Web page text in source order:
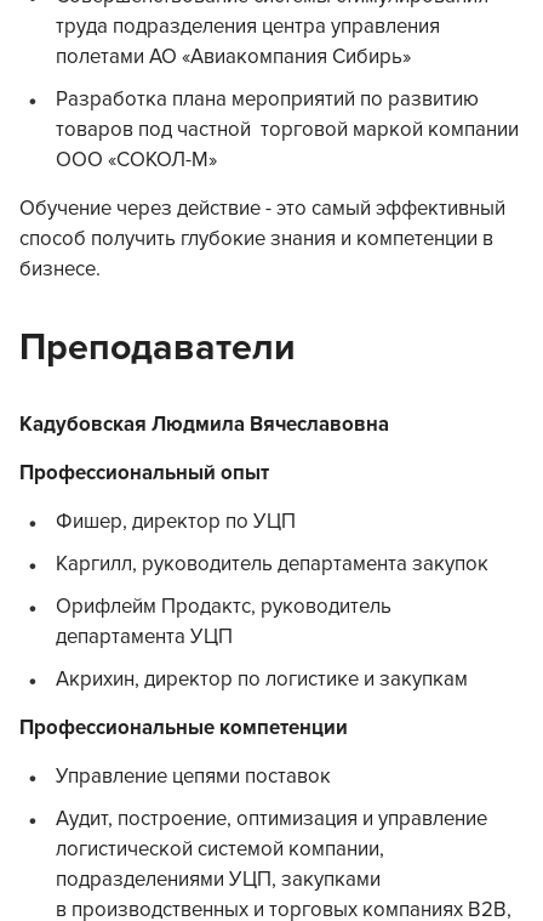
труда подразделения центра управления
полетами АО «Авиакомпания Сибирь»
Разработка плана мероприятий по развитию
товаров под частной торговой маркой компании
ООО «СОКОЛ-М»
Обучение через действие - это самый эффективный
способ получить глубокие знания и компетенции в
бизнесе.
Преподаватели
Кадубовская Людмила Вячеславовна
Профессиональный опыт
Фишер, директор по УЦП
Каргилл, руководитель департамента закупок
Орифлейм Продактс, руководитель
департамента УЦП
Акрихин, директор по логистике и закупкам
Профессиональные компетенции
Управление цепями поставок
Аудит, построение, оптимизация и управление
логистической системой компании,
подразделениями УЦП, закупками
в производственных и торговых компаниях B2B,